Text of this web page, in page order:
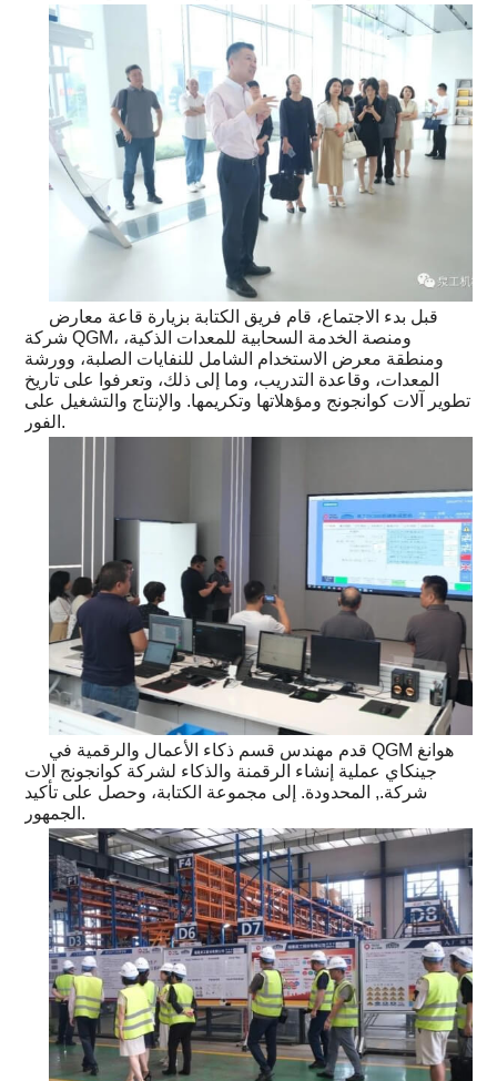
قبل بدء الاجتماع، قام فريق الكتابة بزيارة قاعة معارض
شركة QGM، ومنصة الخدمة السحابية للمعدات الذكية،
ومنطقة معرض الاستخدام الشامل للنفايات الصلبة، وورشة
المعدات، وقاعدة التدريب، وما إلى ذلك، وتعرفوا على تاريخ
تطوير آلات كوانجونج ومؤهلاتها وتكريمها. والإنتاج والتشغيل على
الفور.
قدم مهندس قسم ذكاء الأعمال والرقمية في QGM هوانغ
جينكاي عملية إنشاء الرقمنة والذكاء لشركة كوانجونج الات
شركة., المحدودة. إلى مجموعة الكتابة، وحصل على تأكيد
الجمهور.